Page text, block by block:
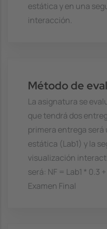
estática y en una
interacción.
Método de
La asignatura se
que tendrá dos
primera entrega
estática (Lab1) y la
visualización
será: NF = Lab1 * 0.3
Examen Final